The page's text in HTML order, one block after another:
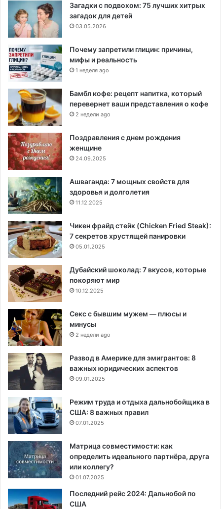
Загадки с подвохом: 75 лучших хитрых
загадок для детей
03.05.2026
Почему запретили глицин: причины,
мифы и реальность
1 неделя ago
Бамбл кофе: рецепт напитка, который
перевернет ваши представления о кофе
2 недели ago
Поздравления с днем рождения
женщине
24.09.2025
Ашваганда: 7 мощных свойств для
здоровья и долголетия
11.12.2025
Чикен фрайд стейк (Chicken Fried Steak):
7 секретов хрустящей панировки
05.01.2025
Дубайский шоколад: 7 вкусов, которые
покоряют мир
10.12.2025
Секс с бывшим мужем — плюсы и
минусы
2 недели ago
Развод в Америке для эмигрантов: 8
важных юридических аспектов
09.01.2025
Режим труда и отдыха дальнобойщика в
США: 8 важных правил
07.01.2025
Матрица совместимости: как
определить идеального партнёра, друга
или коллегу?
01.07.2025
Последний рейс 2024: Дальнобой по
США